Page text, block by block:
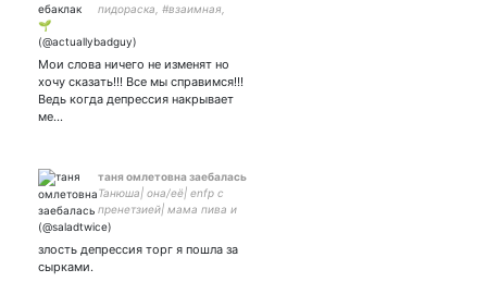
пидораска, #взаимная,
каклошвайн, нигилистка,
душнила.
Мои слова ничего не изменят но
хочу сказать!!! Все мы справимся!!!
Ведь когда депрессия накрывает
ме…
таня омлетовна заебалась
Танюша| она/её| enfp с
пренетзией| мама пива и
уставшая хорни закрытка:
злость депрессия торг я пошла за
сырками.